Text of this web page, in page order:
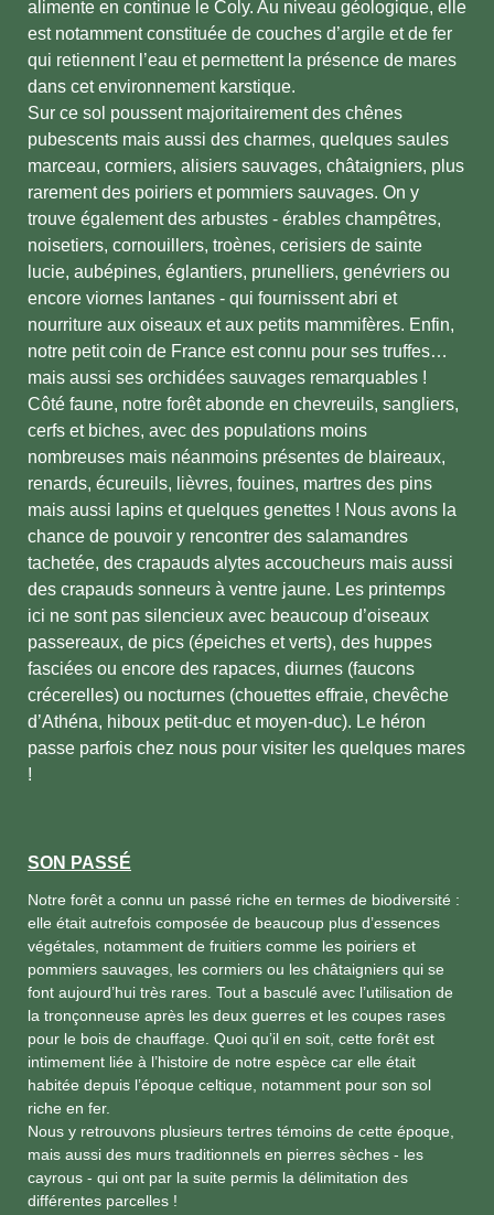
alimente en continue le Coly. Au niveau géologique, elle
est notamment constituée de couches d’argile et de fer
qui retiennent l’eau et permettent la présence de mares
dans cet environnement karstique.
Sur ce sol poussent majoritairement des chênes
pubescents mais aussi des charmes, quelques saules
marceau, cormiers, alisiers sauvages, châtaigniers, plus
rarement des poiriers et pommiers sauvages. On y
trouve également des arbustes - érables champêtres,
noisetiers, cornouillers, troènes, cerisiers de sainte
lucie, aubépines, églantiers, prunelliers, genévriers ou
encore viornes lantanes - qui fournissent abri et
nourriture aux oiseaux et aux petits mammifères. Enfin,
notre petit coin de France est connu pour ses truffes…
mais aussi ses orchidées sauvages remarquables !
Côté faune, notre forêt abonde en chevreuils, sangliers,
cerfs et biches, avec des populations moins
nombreuses mais néanmoins présentes de blaireaux,
renards, écureuils, lièvres, fouines, martres des pins
mais aussi lapins et quelques genettes ! Nous avons la
chance de pouvoir y rencontrer des salamandres
tachetée, des crapauds alytes accoucheurs mais aussi
des crapauds sonneurs à ventre jaune. Les printemps
ici ne sont pas silencieux avec beaucoup d’oiseaux
passereaux, de pics (épeiches et verts), des huppes
fasciées ou encore des rapaces, diurnes (faucons
crécerelles) ou nocturnes (chouettes effraie, chevêche
d’Athéna, hiboux petit-duc et moyen-duc). Le héron
passe parfois chez nous pour visiter les quelques mares
!
SON PASSÉ
Notre forêt a connu un passé riche en termes de biodiversité :
elle était autrefois composée de beaucoup plus d’essences
végétales, notamment de fruitiers comme les poiriers et
pommiers sauvages, les cormiers ou les châtaigniers qui se
font aujourd’hui très rares. Tout a basculé avec l’utilisation de
la tronçonneuse après les deux guerres et les coupes rases
pour le bois de chauffage. Quoi qu’il en soit, cette forêt est
intimement liée à l’histoire de notre espèce car elle était
habitée depuis l’époque celtique, notamment pour son sol
riche en fer.
Nous y retrouvons plusieurs tertres témoins de cette époque,
mais aussi des murs traditionnels en pierres sèches - les
cayrous - qui ont par la suite permis la délimitation des
différentes parcelles !